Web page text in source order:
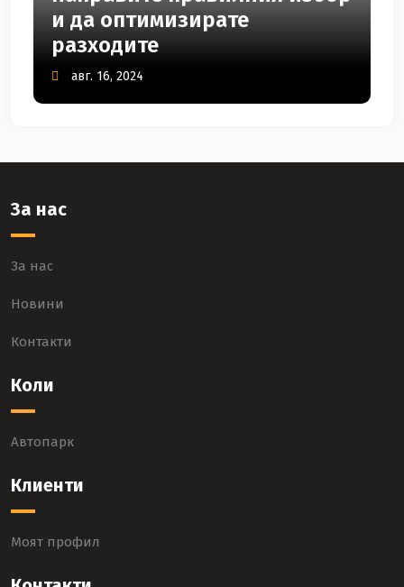
и да оптимизирате
разходите
авг. 16, 2024
За нас
За нас
Новини
Контакти
Коли
Автопарк
Клиенти
Моят профил